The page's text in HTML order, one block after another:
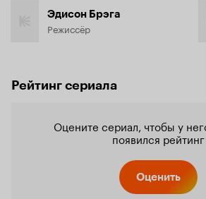
Эдисон Брэга
Режиссёр
Рейтинг сериала
Оцените сериал, чтобы у
появился рейтинг
Оценить